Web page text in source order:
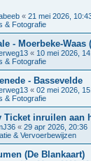
« 21 mei 2026,
& Fotografie
- Moerbeke-Waas
« 10 mei 2026,
& Fotografie
- Bassevelde
« 02 mei 2026,
& Fotografie
Ticket inruilen aan
« 29 apr 2026, 20:36
& Vervoerbewijzen
(De Blankaart)